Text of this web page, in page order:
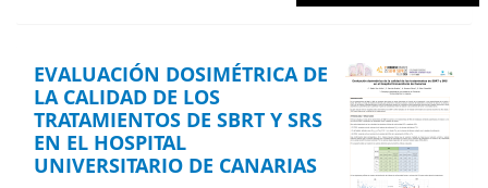
EVALUACIÓN DOSIMÉTRICA DE
LA CALIDAD DE LOS
TRATAMIENTOS DE SBRT Y SRS
EN EL HOSPITAL
UNIVERSITARIO DE CANARIAS